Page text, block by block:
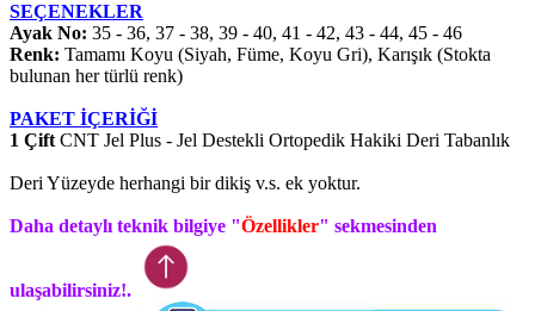
SEÇENEKLER
Ayak No: 35 - 36, 37 - 38, 39 - 40, 41 - 42, 43 - 44, 45 - 46
Renk: Tamamı Koyu (Siyah, Füme, Koyu Gri), Karışık (Stokta
bulunan her türlü renk)
PAKET İÇERİĞİ
1 Çift CNT Jel Plus - Jel Destekli Ortopedik Hakiki Deri Tabanlık
Deri Yüzeyde herhangi bir dikiş v.s. ek yoktur.
Daha detaylı teknik bilgiye "Özellikler" sekmesinden
ulaşabilirsiniz!.